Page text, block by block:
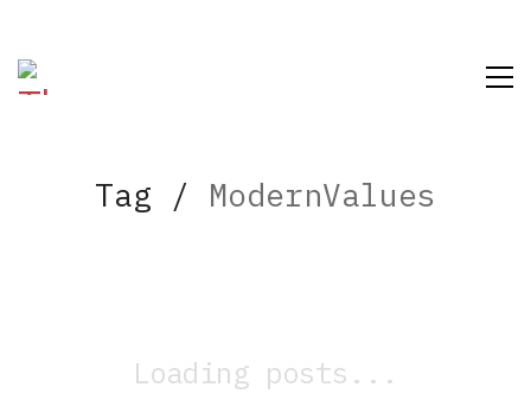
Tag / ModernValues
Loading posts...